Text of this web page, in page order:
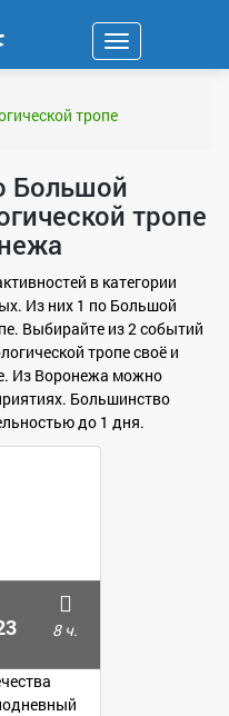
Навигация
тропе
Большой
тропе
в категории
Из них 1 по Большой
Выбирайте из 2 событий
тропе своё и
Из Воронежа можно
Большинство
до 1 дня.
8 ч.